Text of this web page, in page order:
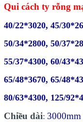
Qui cách ty rỗng
40/22*3020, 45/
50/34*2800, 50/
55/37*4300, 60/
65/48*3670, 65/
80/63*4300, 125/
Chiều dài: